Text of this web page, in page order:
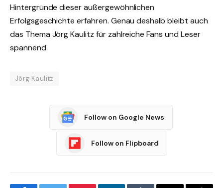
Hintergründe dieser außergewöhnlichen
Erfolgsgeschichte erfahren. Genau deshalb bleibt auch
das Thema Jörg Kaulitz für zahlreiche Fans und Leser
spannend
Jörg Kaulitz
Follow on Google News
Follow on Flipboard